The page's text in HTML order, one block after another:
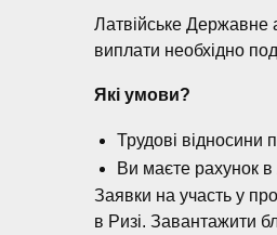
Латвійське Державне
виплати необхідно
Які умови?
Трудові відносини
Ви маєте рахунок в
Заявки на участь у
в Ризі. Завантажити